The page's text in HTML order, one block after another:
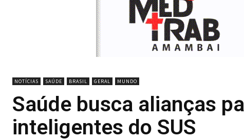
NOTÍCIAS SAÚDE BRASIL GERAL MUNDO
Saúde busca alianças
inteligentes do SUS